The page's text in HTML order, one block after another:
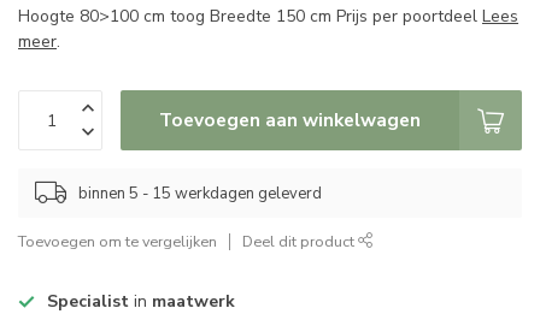
Hoogte 80>100 cm toog Breedte 150 cm Prijs per poortdeel Lees
meer.
Toevoegen aan winkelwagen
binnen 5 - 15 werkdagen geleverd
Toevoegen om te vergelijken Deel dit product
Specialist in maatwerk